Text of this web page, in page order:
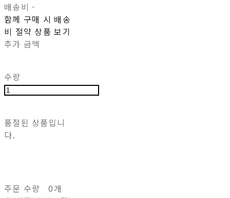
배송비 -
함께 구매 시 배송
비 절약 상품 보기
추가 금액
수량
품절된 상품입니
다.
주문 수량
0개